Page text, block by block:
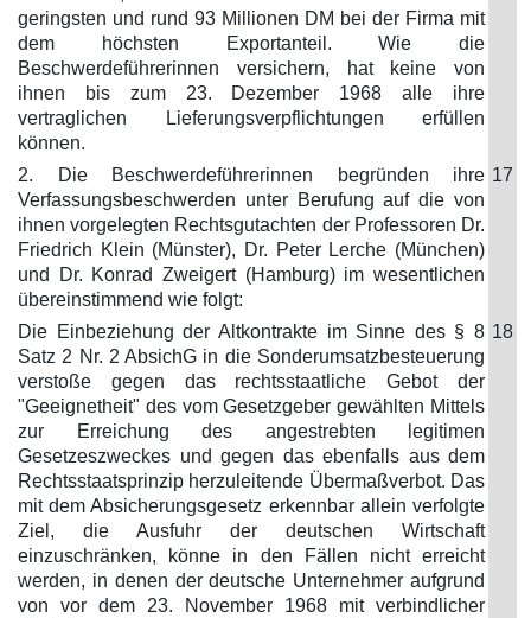
geringsten und rund 93 Millionen DM bei der Firma mit
dem höchsten Exportanteil. Wie die
Beschwerdeführerinnen versichern, hat keine von
ihnen bis zum 23. Dezember 1968 alle ihre
vertraglichen Lieferungsverpflichtungen erfüllen
können.
2. Die Beschwerdeführerinnen begründen ihre
Verfassungsbeschwerden unter Berufung auf die von
ihnen vorgelegten Rechtsgutachten der Professoren Dr.
Friedrich Klein (Münster), Dr. Peter Lerche (München)
und Dr. Konrad Zweigert (Hamburg) im wesentlichen
übereinstimmend wie folgt:
17
Die Einbeziehung der Altkontrakte im Sinne des § 8
Satz 2 Nr. 2 AbsichG in die Sonderumsatzbesteuerung
verstoße gegen das rechtsstaatliche Gebot der
"Geeignetheit" des vom Gesetzgeber gewählten Mittels
zur Erreichung des angestrebten legitimen
Gesetzeszweckes und gegen das ebenfalls aus dem
Rechtsstaatsprinzip herzuleitende Übermaßverbot. Das
mit dem Absicherungsgesetz erkennbar allein verfolgte
Ziel, die Ausfuhr der deutschen Wirtschaft
einzuschränken, könne in den Fällen nicht erreicht
werden, in denen der deutsche Unternehmer aufgrund
von vor dem 23. November 1968 mit verbindlicher
18